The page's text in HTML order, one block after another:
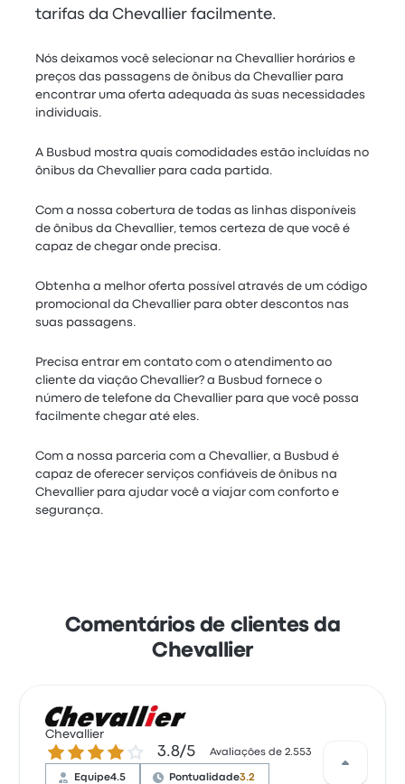
tarifas da Chevallier facilmente.
Nós deixamos você selecionar na Chevallier horários e
preços das passagens de ônibus da Chevallier para
encontrar uma oferta adequada às suas necessidades
individuais.
A Busbud mostra quais comodidades estão incluídas no
ônibus da Chevallier para cada partida.
Com a nossa cobertura de todas as linhas disponíveis
de ônibus da Chevallier, temos certeza de que você é
capaz de chegar onde precisa.
Obtenha a melhor oferta possível através de um código
promocional da Chevallier para obter descontos nas
suas passagens.
Precisa entrar em contato com o atendimento ao
cliente da viação Chevallier? a Busbud fornece o
número de telefone da Chevallier para que você possa
facilmente chegar até eles.
Com a nossa parceria com a Chevallier, a Busbud é
capaz de oferecer serviços confiáveis de ônibus na
Chevallier para ajudar você a viajar com conforto e
segurança.
Comentários de clientes da
Chevallier
Chevallier
3.8 de 5 estrelas 3.8/5 Avaliações de 2.553
Equipe4.5 Pontualidade3.2